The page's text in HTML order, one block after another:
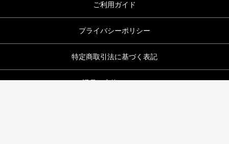
ご利用ガイド
プライバシーポリシー
特定商取引法に基づく表記
返品・交換について